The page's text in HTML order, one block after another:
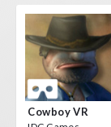
Cowboy VR